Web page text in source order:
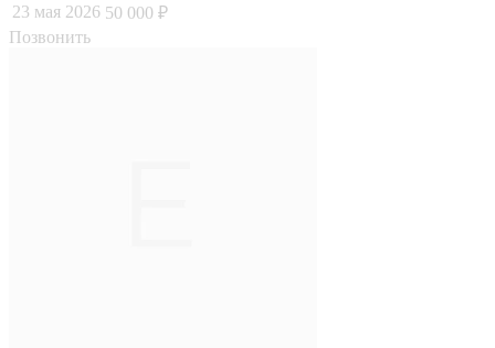
23 мая 2026 50 000 ₽
Позвонить